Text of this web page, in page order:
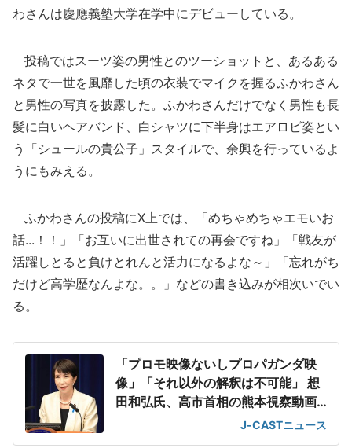
わさんは慶應義塾大学在学中にデビューしている。
投稿ではスーツ姿の男性とのツーショットと、あるある
ネタで一世を風靡した頃の衣装でマイクを握るふかわさん
と男性の写真を披露した。ふかわさんだけでなく男性も長
髪に白いヘアバンド、白シャツに下半身はエアロビ姿とい
う「シュールの貴公子」スタイルで、余興を行っているよ
うにもみえる。
ふかわさんの投稿にX上では、「めちゃめちゃエモいお
話...！！」「お互いに出世されての再会ですね」「戦友が
活躍しとると負けとれんと活力になるよな～」「忘れがち
だけど高学歴なんよな。。」などの書き込みが相次いでい
る。
「プロモ映像ないしプロパガンダ映
像」「それ以外の解釈は不可能」 想
田和弘氏、高市首相の熊本視察動画
J-CASTニュース